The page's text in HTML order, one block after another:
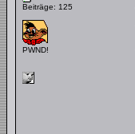
Beiträge: 125
PWND!